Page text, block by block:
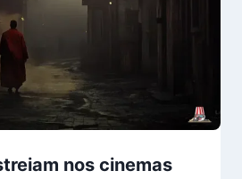
nos cinemas